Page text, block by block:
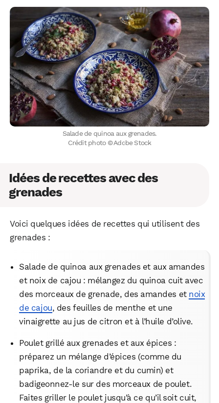
Salade de quinoa aux grenades.
Crédit photo © Adobe Stock
Idées de recettes avec des
grenades
Voici quelques idées de recettes qui utilisent des
grenades :
Salade de quinoa aux grenades et aux amandes
et noix de cajou : mélangez du quinoa cuit avec
des morceaux de grenade, des amandes et noix
de cajou, des feuilles de menthe et une
vinaigrette au jus de citron et à l’huile d’olive.
Poulet grillé aux grenades et aux épices :
préparez un mélange d’épices (comme du
paprika, de la coriandre et du cumin) et
badigeonnez-le sur des morceaux de poulet.
Faites griller le poulet jusqu’à ce qu’il soit cuit,